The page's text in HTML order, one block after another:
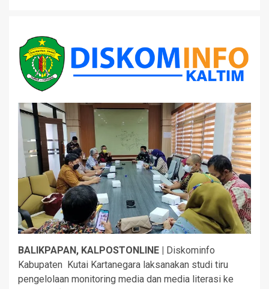
BALIKPAPAN, KALPOSTONLINE |
Diskominfo
Kabupaten Kutai Kartanegara laksanakan studi tiru
pengelolaan monitoring media dan media literasi ke